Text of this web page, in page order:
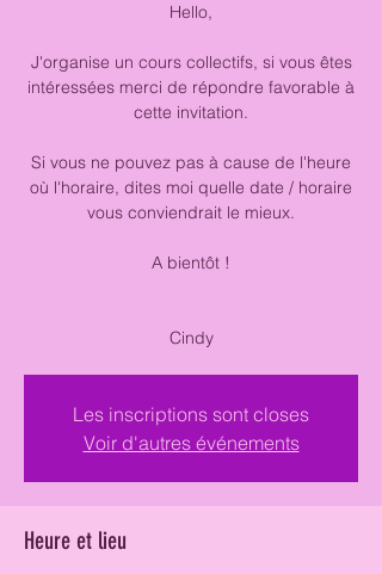
Hello,
J'organise un cours collectifs, si vous êtes
intéressées merci de répondre favorable à
cette invitation.
Si vous ne pouvez pas à cause de l'heure
où l'horaire, dites moi quelle date / horaire
vous conviendrait le mieux.
A bientôt !
Cindy
Les inscriptions sont closes
Voir d'autres événements
Heure et lieu